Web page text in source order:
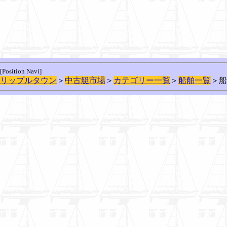
[Position Navi]
リップルタウン ＞ 中古艇市場 ＞ カテゴリー一覧 ＞ 船舶一覧 ＞